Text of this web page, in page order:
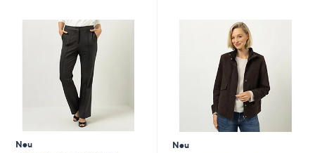
Neu
Neu